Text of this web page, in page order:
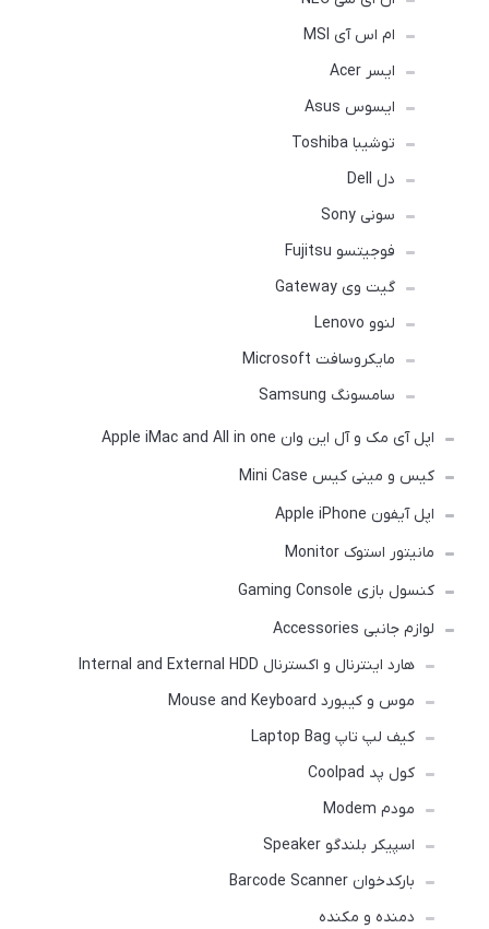
ام اس آی MSI
ایسر Acer
ایسوس Asus
توشیبا Toshiba
دل Dell
سونی Sony
فوجیتسو Fujitsu
گیت وی Gateway
لنوو Lenovo
مایکروسافت Microsoft
سامسونگ Samsung
اپل آی مک و آل این وان Apple iMac and All in one
کیس و مینی کیس Mini Case
اپل آیفون Apple iPhone
مانیتور استوک Monitor
کنسول بازی Gaming Console
لوازم جانبی Accessories
هارد اینترنال و اکسترنال Internal and External HDD
موس و کیبورد Mouse and Keyboard
کیف لپ تاپ Laptop Bag
کول پد Coolpad
مودم Modem
اسپیکر بلندگو Speaker
بارکدخوان Barcode Scanner
دمنده و مکنده